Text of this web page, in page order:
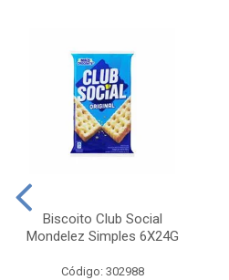
Biscoito Club Social
Mondelez Simples 6X24G
Código: 302988